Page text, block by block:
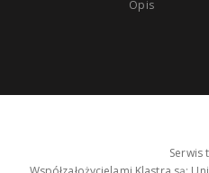
Opis
Serwis